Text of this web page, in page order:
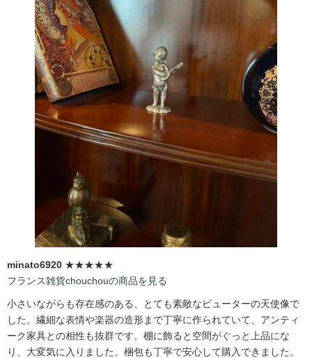
minato6920 ★★★★★
フランス雑貨chouchouの商品を見る
小さいながらも存在感のある、とても素敵なピューターの天使像で
した。繊細な表情や楽器の造形まで丁寧に作られていて、アンティ
ーク家具との相性も抜群です。棚に飾ると空間がぐっと上品にな
り、大変気に入りました。梱包も丁寧で安心して購入できました。